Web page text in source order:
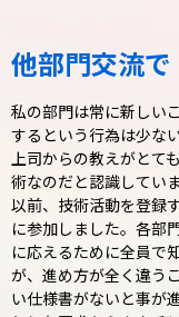
他部門交流で
私の部門は常に新しい
するという行為は少な
上司からの教えがとて
術なのだと認識していま
以前、技術活動を登録
に参加しました。各部
に応えるために全員で
が、進め方が全く違う
い仕様書がないと事が